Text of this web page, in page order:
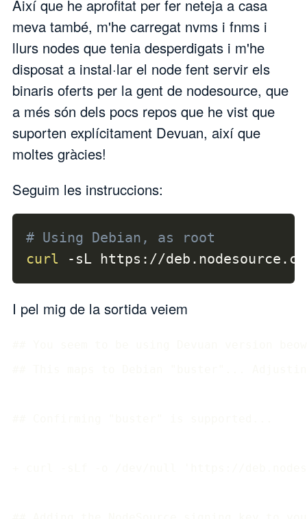
Així que he aprofitat per fer neteja a casa
meva també, m'he carregat nvms i fnms i
llurs nodes que tenia desperdigats i m'he
disposat a instal·lar el node fent servir els
binaris oferts per la gent de nodesource, que
a més són dels pocs repos que he vist que
suporten explícitament Devuan, així que
moltes gràcies!
Seguim les instruccions:
# Using Debian, as root
curl
-sL https://
I pel mig de la sortida veiem